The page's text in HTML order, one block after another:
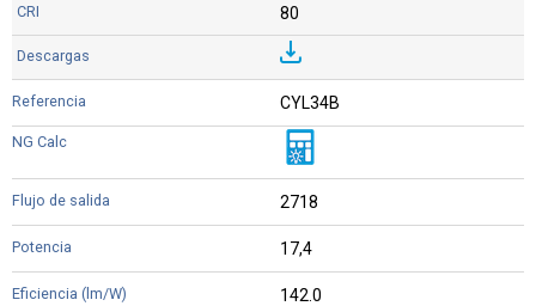
80
CYL34B
2718
17,4
142.0